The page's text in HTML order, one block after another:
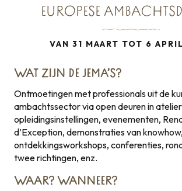
EUROPESE
VAN 31 MAART TOT 6
WAT ZIJN DE JEMA’S?
Ontmoetingen met professionals uit de
ambachtssector via open deuren in
opleidingsinstellingen, evenementen,
d’Exception, demonstraties van knowhow,
ontdekkingsworkshops, conferenties,
twee richtingen, enz.
WAAR? WANNEER?